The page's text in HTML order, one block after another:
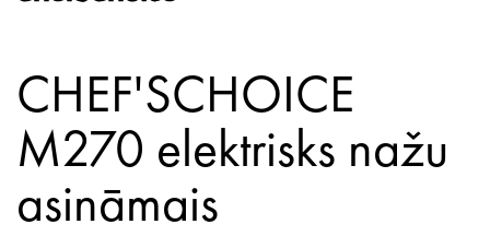
CHEF'SCHOICE
M270 elektrisks nažu
asināmais